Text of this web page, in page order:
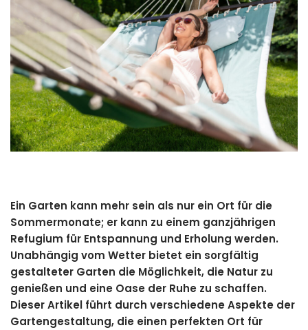
Ein Garten kann mehr sein als nur ein Ort für die
Sommermonate; er kann zu einem ganzjährigen
Refugium für Entspannung und Erholung werden.
Unabhängig vom Wetter bietet ein sorgfältig
gestalteter Garten die Möglichkeit, die Natur zu
genießen und eine Oase der Ruhe zu schaffen.
Dieser Artikel führt durch verschiedene Aspekte der
Gartengestaltung, die einen perfekten Ort für